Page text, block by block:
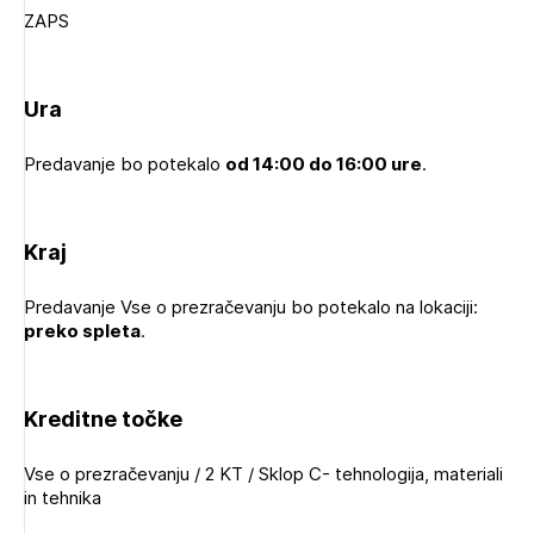
POZABLJENO GESLO
ZAPS
Ura
Predavanje bo potekalo od 14:00 do 16:00 ure.
Kraj
Predavanje Vse o prezračevanju bo potekalo na lokaciji:
preko spleta.
Kreditne točke
Vse o prezračevanju / 2 KT / Sklop C- tehnologija, materiali
in tehnika
PRIJAVITE SE
Dnevne medijske objave
NAPREJ